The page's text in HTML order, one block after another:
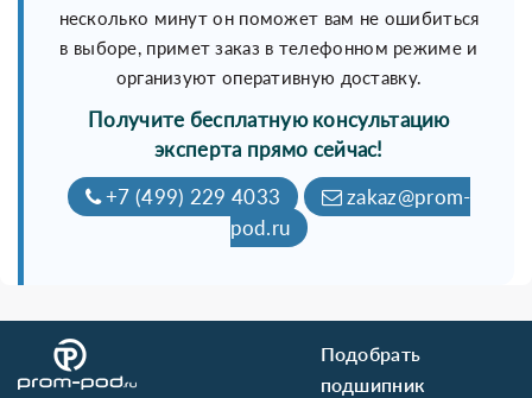
несколько минут он поможет вам не ошибиться
в выборе, примет заказ в телефонном режиме и
организуют оперативную доставку.
Получите бесплатную консультацию
эксперта прямо сейчас!
+7 (499) 229 4033
zakaz@prom-
pod.ru
Подобрать
подшипник